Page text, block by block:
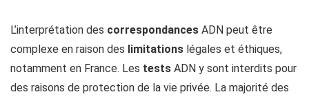
L’interprétation des correspondances ADN peut être
complexe en raison des limitations légales et éthiques,
notamment en France. Les tests ADN y sont interdits pour
des raisons de protection de la vie privée. La majorité des